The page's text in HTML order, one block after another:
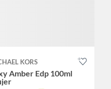
KORS
Amber Edp 100ml